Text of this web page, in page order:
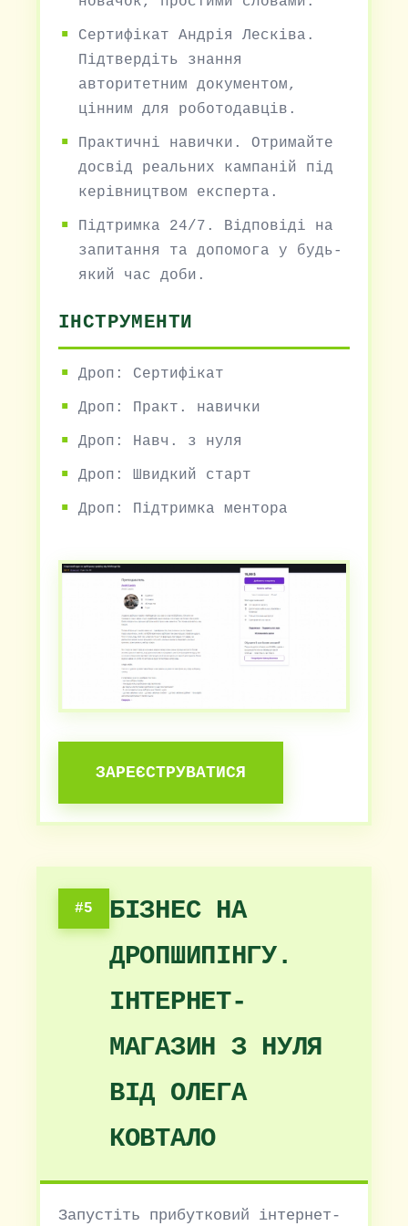
Сертифікат Андрія Лесківа.
Підтвердіть знання
авторитетним документом,
цінним для роботодавців.
Практичні навички. Отримайте
досвід реальних кампаній під
керівництвом експерта.
Підтримка 24/7. Відповіді на
запитання та допомога у будь-
який час доби.
ІНСТРУМЕНТИ
Дроп: Сертифікат
Дроп: Практ. навички
Дроп: Навч. з нуля
Дроп: Швидкий старт
Дроп: Підтримка ментора
ЗАРЕЄСТРУВАТИСЯ
#5
БІЗНЕС НА
ДРОПШИПІНГУ.
ІНТЕРНЕТ-
МАГАЗИН З НУЛЯ
ВІД ОЛЕГА
КОВТАЛО
Запустіть прибутковий інтернет-